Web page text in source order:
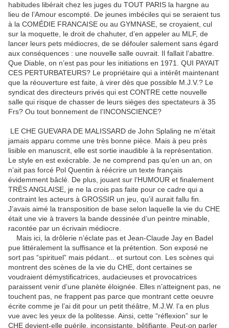
habitudes libérait chez les juges du TOUT PARIS la hargne au
lieu de l’Amour escompté. De jeunes imbéciles qui se seraient tus
à la COMÉDIE FRANCAISE ou au GYMNASE, se croyaient, cul
sur la moquette, le droit de chahuter, d’en appeler au MLF, de
lancer leurs pets médiocres, de se défouler salement sans égard
aux conséquences : une nouvelle salle ouvrait. Il fallait l’abattre.
Que Diable, on n’est pas pour les initiations en 1971. QUI PAYAIT
CES PERTURBATEURS? Le propriétaire qui a intérêt maintenant
que la réouverture est faite, à virer dès que possible M.J.V.? Le
syndicat des directeurs privés qui est CONTRE cette nouvelle
salle qui risque de chasser de leurs sièges des spectateurs à 35
Frs? Ou tout bonnement de l’INCONSCIENCE?
LE CHE GUEVARA DE MALISSARD de John Splaling ne m’était
jamais apparu comme une très bonne pièce. Mais à peu près
lisible en manuscrit, elle est sortie inaudible à la représentation.
Le style en est exécrable. Je ne comprend pas qu’en un an, on
n’ait pas forcé Pol Quentin à réécrire un texte français
évidemment bâclé. De plus, jouant sur l’HUMOUR et finalement
TRÈS ANGLAISE, je ne la crois pas faite pour ce cadre qui a
contraint les acteurs à GROSSIR un jeu, qu’il aurait fallu fin.
J’avais aimé la transposition de base selon laquelle la vie du CHE
était une vie à travers la bande dessinée d’un peintre minable,
racontée par un écrivain médiocre.
Mais ici, la drôlerie n’éclate pas et Jean-Claude Jay en Badel
pue littéralement la suffisance et la prétention. Son exposé ne
sort pas “spirituel” mais pédant... et surtout con. Les scènes qui
montrent des scènes de la vie du CHE, dont certaines se
voudraient démystificatrices, audacieuses et provocatrices
paraissent venir d’une planète éloignée. Elles n’atteignent pas, ne
touchent pas, ne frappent pas parce que montrant cette oeuvre
écrite comme je l’ai dit pour un petit théâtre, M.J.W. l’a en plus
vue avec les yeux de la politesse. Ainsi, cette “réflexion” sur le
CHE devient-elle puérile, inconsistante, bêtifiante. Peut-on parler